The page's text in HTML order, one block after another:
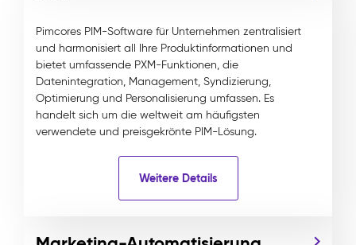
Pimcores PIM-Software für Unternehmen zentralisiert
und harmonisiert all Ihre Produktinformationen und
bietet umfassende PXM-Funktionen, die
Datenintegration, Management, Syndizierung,
Optimierung und Personalisierung umfassen. Es
handelt sich um die weltweit am häufigsten
verwendete und preisgekrönte PIM-Lösung.
Weitere Details